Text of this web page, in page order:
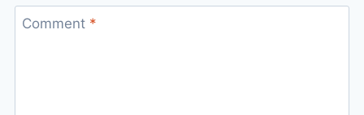
Comment *